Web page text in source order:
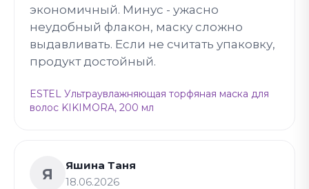
экономичный. Минус - ужасно
неудобный флакон, маску сложно
выдавливать. Если не считать упаковку,
продукт достойный.
ESTEL Ультраувлажняющая торфяная маска для
волос KIKIMORA, 200 мл
Я
Яшина Таня
18.06.2026